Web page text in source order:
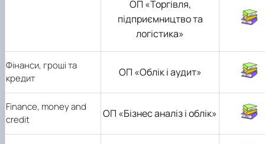
ОП «Торгівля,
підприємництво та
логістика»
Фінанси, гроші та
кредит
ОП «Облік і аудит»
Finance, money and
credit
ОП «Бізнес аналіз і облік»